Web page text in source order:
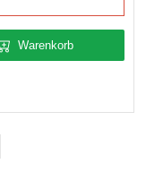
Warenkorb